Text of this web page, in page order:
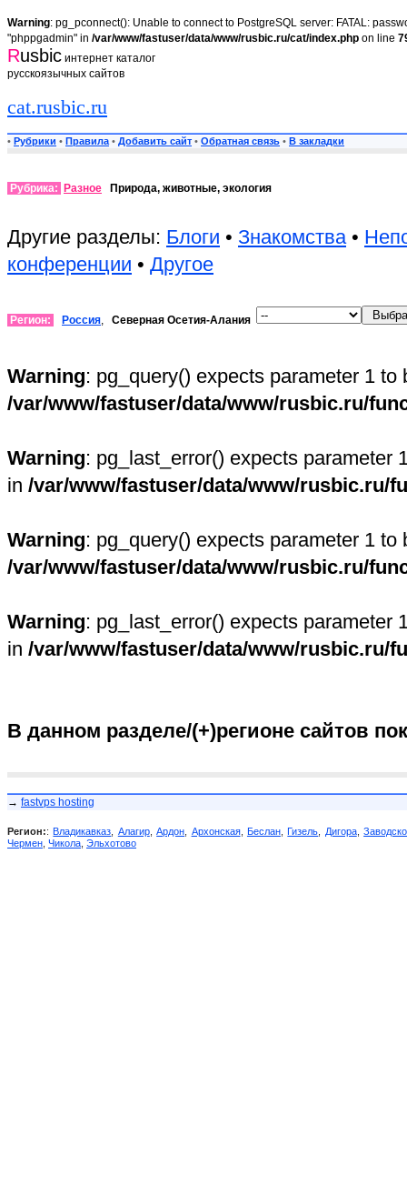
Warning: pg_pconnect(): Unable to connect to PostgreSQL server: FATAL:
"phppgadmin" in /var/www/fastuser/data/www/rusbic.ru/cat/index.php on line
Rusbic интернет каталог
русскоязычных сайтов
cat.rusbic.ru
• Рубрики • Правила • Добавить сайт • Обратная связь • В закладки
Рубрика: Разное Природа, животные, экология
Другие разделы: Блоги • Знакомства•
конференции • Другое
Регион: Россия, Северная Осетия-Алания
Warning: pg_query() expects parameter 1
/var/www/fastuser/data/www/rusbic.ru/
Warning: pg_last_error() expects parameter
in /var/www/fastuser/data/www/rusbic.ru/
Warning: pg_query() expects parameter 1
/var/www/fastuser/data/www/rusbic.ru/
Warning: pg_last_error() expects parameter
in /var/www/fastuser/data/www/rusbic.ru/
В данном разделе/(+)регионе сайтов
→ fastvps hosting
Регион::Владикавказ Алагир,Ардон Архонская, Беслан,Гизель Дигора,
Чермен Чикола Эльхотово